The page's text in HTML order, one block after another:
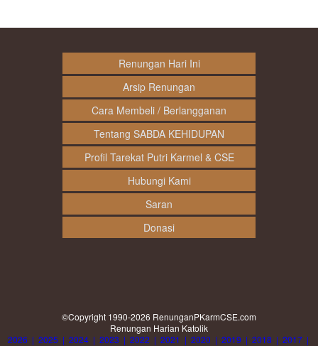
Renungan Hari Ini
Arsip Renungan
Cara Membeli / Berlangganan
Tentang SABDA KEHIDUPAN
Profil Tarekat Putri Karmel & CSE
Hubungi Kami
Saran
Donasi
©Copyright 1990-2026 RenunganPKarmCSE.com
Renungan Harian Katolik
2026 | 2025 | 2024 | 2023 | 2022 | 2021 | 2020 | 2019 | 2018 | 2017 |